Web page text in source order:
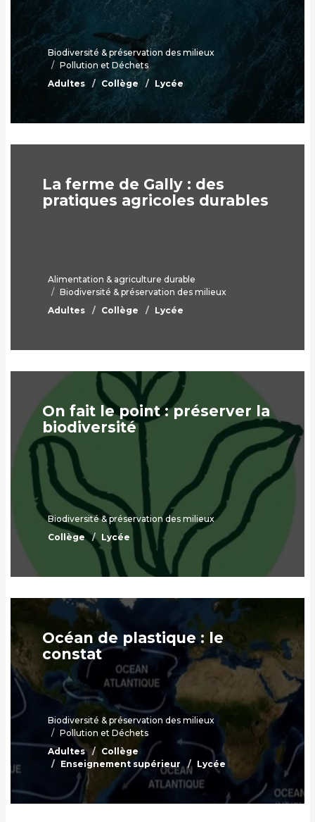
Biodiversité & préservation des milieux
Pollution et Déchets
Adultes
Collège Lycée
La ferme de Gally : des
pratiques agricoles durables
Alimentation & agriculture durable
Biodiversité & préservation des milieux
Adultes
Collège Lycée
On fait le point : préserver la
biodiversité
Biodiversité & préservation des milieux
Collège
Lycée
Océan de plastique : le
constat
Biodiversité & préservation des milieux
Pollution et Déchets
Adultes
Collège
Enseignement supérieur
Lycée